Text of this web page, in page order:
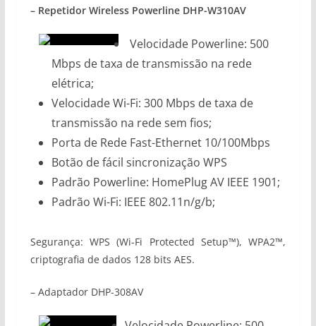
– Repetidor Wireless Powerline DHP-W310AV
Velocidade Powerline: 500
Mbps de taxa de transmissão na rede
elétrica;
Velocidade Wi-Fi: 300 Mbps de taxa de
transmissão na rede sem fios;
Porta de Rede Fast-Ethernet 10/100Mbps
Botão de fácil sincronização WPS
Padrão Powerline: HomePlug AV IEEE 1901;
Padrão Wi-Fi: IEEE 802.11n/g/b;
Segurança: WPS (Wi-Fi Protected Setup™), WPA2™,
criptografia de dados 128 bits AES.
– Adaptador DHP-308AV